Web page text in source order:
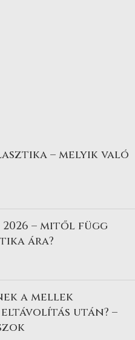
– melyik való
– mitől függ
ára?
a mellek
után? –